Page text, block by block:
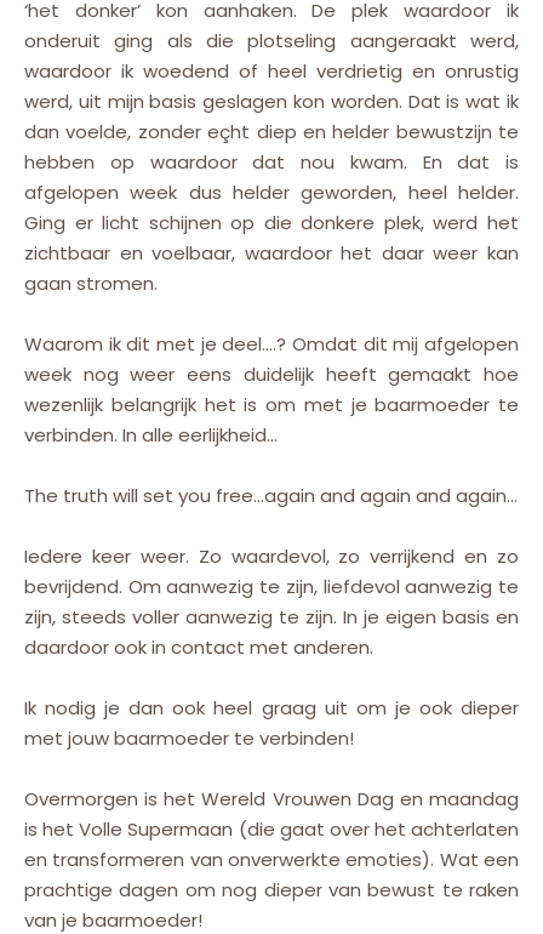
‘het donker’ kon aanhaken. De plek waardoor ik
onderuit ging als die plotseling aangeraakt werd,
waardoor ik woedend of heel verdrietig en onrustig
werd, uit mijn basis geslagen kon worden. Dat is wat ik
dan voelde, zonder eçht diep en helder bewustzijn te
hebben op waardoor dat nou kwam. En dat is
afgelopen week dus helder geworden, heel helder.
Ging er licht schijnen op die donkere plek, werd het
zichtbaar en voelbaar, waardoor het daar weer kan
gaan stromen.
Waarom ik dit met je deel….? Omdat dit mij afgelopen
week nog weer eens duidelijk heeft gemaakt hoe
wezenlijk belangrijk het is om met je baarmoeder te
verbinden. In alle eerlijkheid…
The truth will set you free…again and again and again…
Iedere keer weer. Zo waardevol, zo verrijkend en zo
bevrijdend. Om aanwezig te zijn, liefdevol aanwezig te
zijn, steeds voller aanwezig te zijn. In je eigen basis en
daardoor ook in contact met anderen.
Ik nodig je dan ook heel graag uit om je ook dieper
met jouw baarmoeder te verbinden!
Overmorgen is het Wereld Vrouwen Dag en maandag
is het Volle Supermaan (die gaat over het achterlaten
en transformeren van onverwerkte emoties). Wat een
prachtige dagen om nog dieper van bewust te raken
van je baarmoeder!